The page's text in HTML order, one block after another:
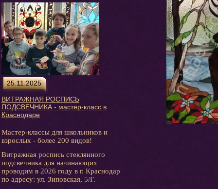
25.11.2025
ВИТРАЖНАЯ РОСПИСЬ
ПОДСВЕЧНИКА - мастер-класс в
Краснодаре
Мастер-классы для школьников и
взрослых - более 200 видов!
Витражная роспись стеклянного
подсвечника для начинающих
проводим в 2026 году в г. Краснодар
по адресу: ул. Зиповская, 5/Г.